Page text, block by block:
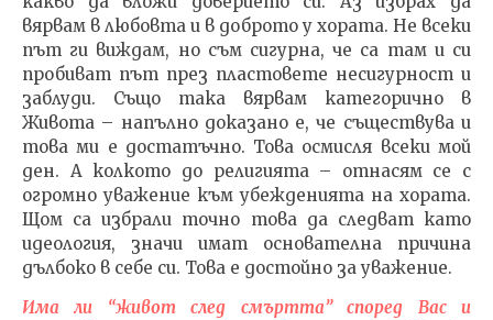
вярвам в любовта и в доброто у хората. Не всеки
път ги виждам, но съм сигурна, че са там и си
пробиват път през пластовете несигурност и
заблуди. Също така вярвам категорично в
Живота – напълно доказано е, че съществува и
това ми е достатъчно. Това осмисля всеки мой
ден. А колкото до религията – отнасям се с
огромно уважение към убежденията на хората.
Щом са избрали точно това да следват като
идеология, значи имат основателна причина
дълбоко в себе си. Това е достойно за уважение.
Има ли “живот след смъртта” според Вас и